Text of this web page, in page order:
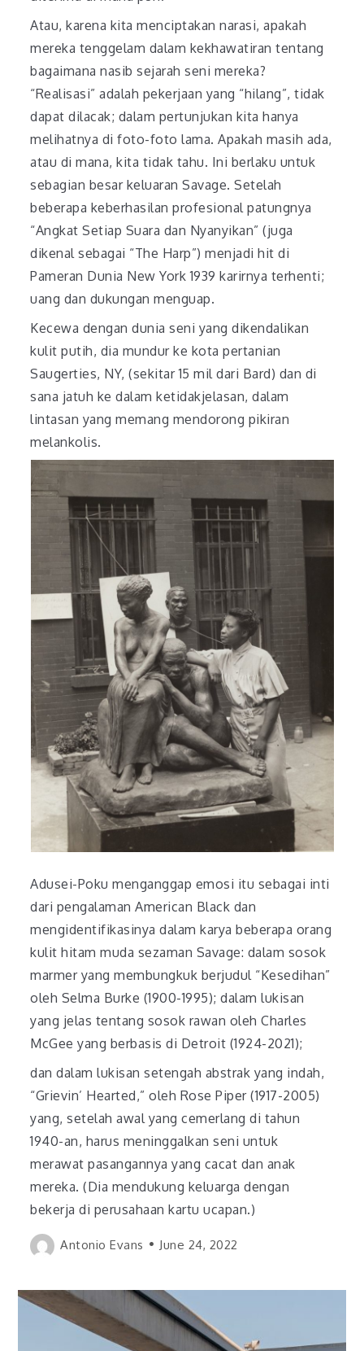
Atau, karena kita menciptakan narasi, apakah
mereka tenggelam dalam kekhawatiran tentang
bagaimana nasib sejarah seni mereka?
“Realisasi” adalah pekerjaan yang “hilang”, tidak
dapat dilacak; dalam pertunjukan kita hanya
melihatnya di foto-foto lama. Apakah masih ada,
atau di mana, kita tidak tahu. Ini berlaku untuk
sebagian besar keluaran Savage. Setelah
beberapa keberhasilan profesional patungnya
“Angkat Setiap Suara dan Nyanyikan” (juga
dikenal sebagai “The Harp”) menjadi hit di
Pameran Dunia New York 1939 karirnya terhenti;
uang dan dukungan menguap.
Kecewa dengan dunia seni yang dikendalikan
kulit putih, dia mundur ke kota pertanian
Saugerties, NY, (sekitar 15 mil dari Bard) dan di
sana jatuh ke dalam ketidakjelasan, dalam
lintasan yang memang mendorong pikiran
melankolis.
Adusei-Poku menganggap emosi itu sebagai inti
dari pengalaman American Black dan
mengidentifikasinya dalam karya beberapa orang
kulit hitam muda sezaman Savage: dalam sosok
marmer yang membungkuk berjudul “Kesedihan”
oleh Selma Burke (1900-1995); dalam lukisan
yang jelas tentang sosok rawan oleh Charles
McGee yang berbasis di Detroit (1924-2021);
dan dalam lukisan setengah abstrak yang indah,
“Grievin’ Hearted,” oleh Rose Piper (1917-2005)
yang, setelah awal yang cemerlang di tahun
1940-an, harus meninggalkan seni untuk
merawat pasangannya yang cacat dan anak
mereka. (Dia mendukung keluarga dengan
bekerja di perusahaan kartu ucapan.)
Antonio Evans June 24, 2022